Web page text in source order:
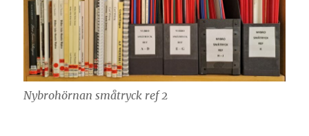
Nybrohörnan småtryck ref 2